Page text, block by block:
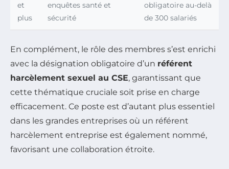
et
plus
enquêtes santé et
sécurité
obligatoire au-delà
de 300 salariés
En complément, le rôle des membres s’est enrichi
avec la désignation obligatoire d’un référent
harcèlement sexuel au CSE, garantissant que
cette thématique cruciale soit prise en charge
efficacement. Ce poste est d’autant plus essentiel
dans les grandes entreprises où un référent
harcèlement entreprise est également nommé,
favorisant une collaboration étroite.